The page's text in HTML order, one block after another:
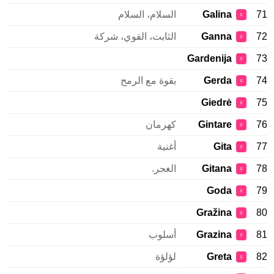
71
♀
Galina السلام، السلام
72
♀
Ganna الثابت، القوي، شركة
73
♀
Gardenija
74
♀
Gerda بقوة مع الرمح
75
♀
Giedrė
76
♀
Gintare كهرمان
77
♀
Gita أغنية
78
♀
Gitana الغجر.
79
♀
Goda
80
♀
Gražina
81
♀
Grazina أسلوب
82
♀
Greta لؤلؤة